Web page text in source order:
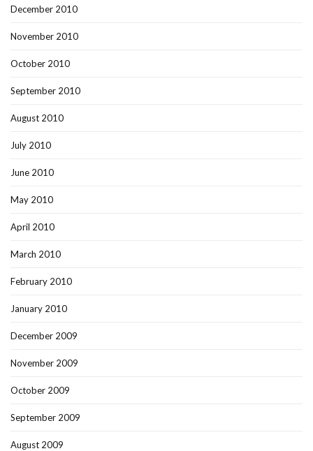
December 2010
November 2010
October 2010
September 2010
August 2010
July 2010
June 2010
May 2010
April 2010
March 2010
February 2010
January 2010
December 2009
November 2009
October 2009
September 2009
August 2009